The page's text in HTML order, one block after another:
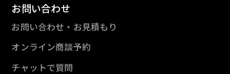
お問い合わせ
お問い合わせ・お見積もり
オンライン商談予約
チャットで質問